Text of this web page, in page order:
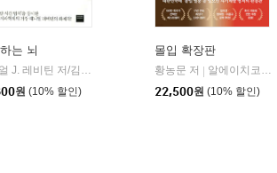
는 뇌
대니얼 J. 레비틴 저/김성훈 역
와이즈베리
원 (10% 할인)
몰입 확장판
황농문 저
알에이치코리아(RHK)
22,500원 (10% 할인)